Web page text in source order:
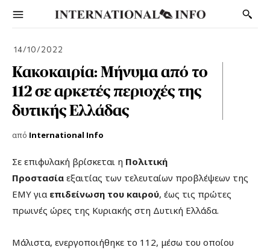
14/10/2022
Κακοκαιρία: Μήνυμα από το
112 σε αρκετές περιοχές της
δυτικής Ελλάδας
από International Info
Σε επιφυλακή βρίσκεται η Πολιτική
Προστασία εξαιτίας των τελευταίων προβλέψεων της
ΕΜΥ για επιδείνωση του καιρού, έως τις πρώτες
πρωινές ώρες της Κυριακής στη Δυτική Ελλάδα.
Μάλιστα, ενεργοποιήθηκε το 112, μέσω του οποίου